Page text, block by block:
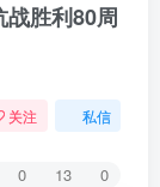
胜利80周
关注 私信
0 13 0